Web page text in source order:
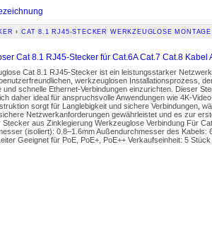
› CAT 8.1 RJ45-STECKER WERKZEUGLOSE MONTAGE
Cat 8.1 RJ45-Stecker für Cat.6A Cat.7 Cat.8 Kabel
Cat 8.1 RJ45-Stecker ist ein leistungsstarker
werkzeuglosen Installationsprozess,
und schnelle Ethernet-Verbindungen einzurichten. Dieser
daher ideal für anspruchsvolle Anwendungen wie 4K-
sorgt für Langlebigkeit und sichere Verbindungen,
Netzwerkanforderungen gewährleistet und es zur
aus Zinklegierung Werkzeuglose Verbindung Für
(isoliert): 0.8–1.6mm Außendurchmesser des
Geeignet für PoE, PoE+, PoE++ Verkaufseinheit: 5